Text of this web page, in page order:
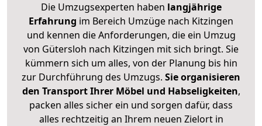
Die Umzugsexperten haben langjährige
Erfahrung im Bereich Umzüge nach Kitzingen
und kennen die Anforderungen, die ein Umzug
von Gütersloh nach Kitzingen mit sich bringt. Sie
kümmern sich um alles, von der Planung bis hin
zur Durchführung des Umzugs. Sie organisieren
den Transport Ihrer Möbel und Habseligkeiten,
packen alles sicher ein und sorgen dafür, dass
alles rechtzeitig an Ihrem neuen Zielort in